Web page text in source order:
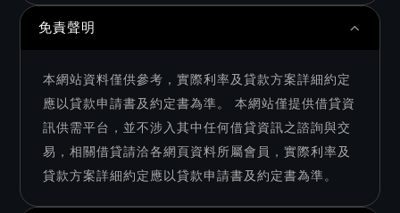
免責聲明
本網站資料僅供參考，實際利率及貸款方案詳細約定
應以貸款申請書及約定書為準。 本網站僅提供借貸資
訊供需平台，並不涉入其中任何借貸資訊之諮詢與交
易，相關借貸請洽各網頁資料所屬會員，實際利率及
貸款方案詳細約定應以貸款申請書及約定書為準。